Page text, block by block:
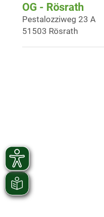
OG - Rösrath
Pestalozziweg 23 A
51503 Rösrath